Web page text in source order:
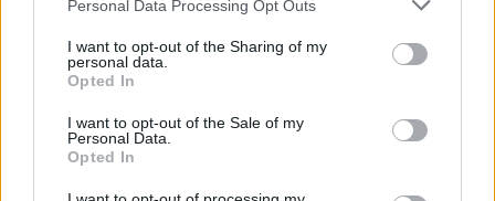
not limited to your visit or usage behaviour. You may click to
grant or deny consent to Google and its third-party tags to
use your data for below specified purposes in below Google
consent section.
Personal Data Processing Opt Outs
I want to opt-out of the Sharing of my
personal data.
Opted In
I want to opt-out of the Sale of my
Personal Data.
Opted In
Πιο δημοφιλή
Καρυστιανού - Η επόμενη μέρα για την
«Ελπίδα για τη Δημοκρατία»
Συγκίνηση στο τελευταίο αντίο στον Λάκη
Χαλκιά: Με την «Φάμπρικα», λαούτο και